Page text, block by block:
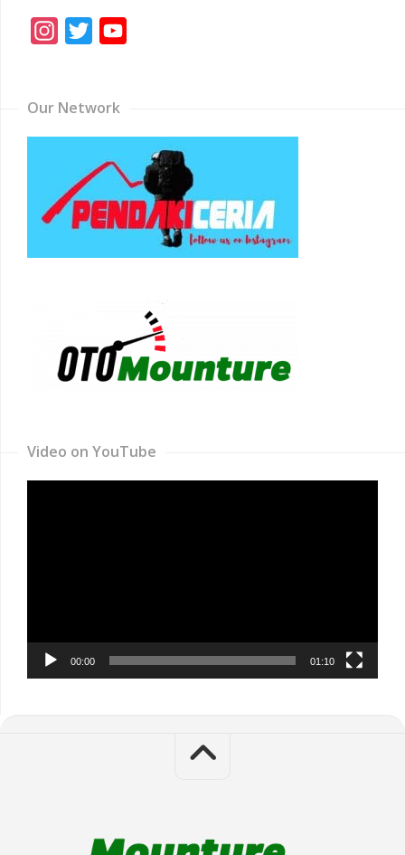
Instagram
Twitter
Our Network
Video on YouTube
00:00 01:10